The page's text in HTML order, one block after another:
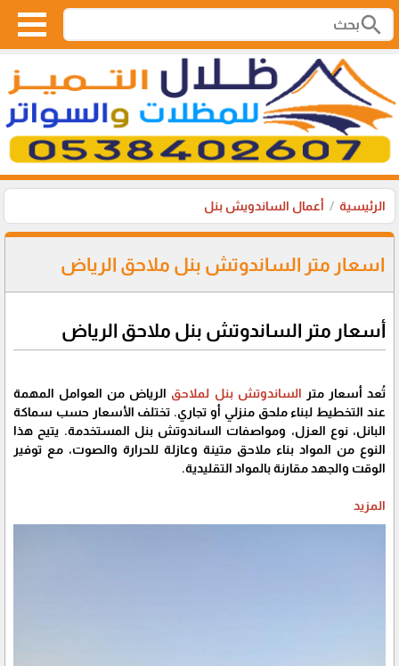
search
الرئيسية أعمال الساندويش بنل
اسعار متر الساندوتش بنل ملاحق الرياض
أسعار متر الساندوتش بنل ملاحق الرياض
تُعد أسعار متر الساندوتش بنل لملاحق الرياض من العوامل المهمة
عند التخطيط لبناء ملحق منزلي أو تجاري. تختلف الأسعار حسب سماكة
البانل، نوع العزل، ومواصفات الساندوتش بنل المستخدمة. يتيح هذا
النوع من المواد بناء ملاحق متينة وعازلة للحرارة والصوت، مع توفير
الوقت والجهد مقارنة بالمواد التقليدية.
المزيد